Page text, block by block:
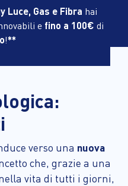
Luce, Gas e Fibra hai
e fino a 100€ di
!**
verso una nuova
che, grazie a una
vita di tutti i giorni,